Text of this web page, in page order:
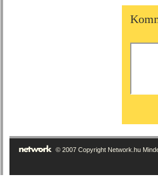
© 2007 Copyright Network.hu